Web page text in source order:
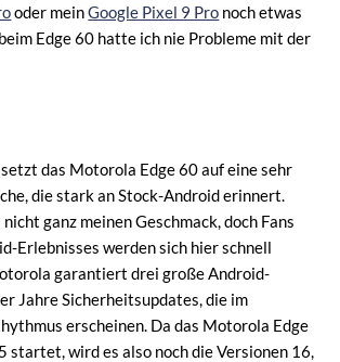
oder meinGoogle Pixel 9 Pro noch etwas
Edge 60 hatte ich nie Probleme mit der
das Motorola Edge 60 auf eine sehr
die stark an Stock-Android erinnert.
ganz meinen Geschmack, doch Fans
Erlebnisses werden sich hier schnell
garantiert drei große Android-
Jahre Sicherheitsupdates, die im
erscheinen. Da das Motorola Edge
startet, wird es also noch die Versionen 16,